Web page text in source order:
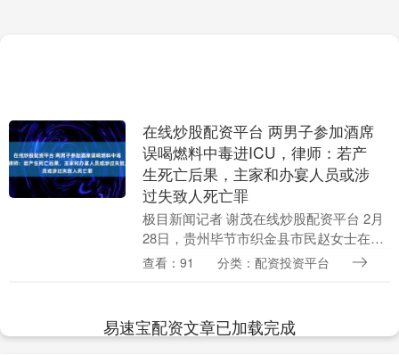
在线炒股配资平台 两男子参加酒席
误喝燃料中毒进ICU，律师：若产
生死亡后果，主家和办宴人员或涉
过失致人死亡罪
极目新闻记者 谢茂在线炒股配资平台 2月
28日，贵州毕节市织金县市民赵女士在网
络反映称，其63岁的父亲赵先生和友人于
查看：91 分类：配资投资平台
易速宝配资文章已加载完成